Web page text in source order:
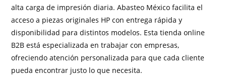
alta carga de impresión diaria. Abasteo México facilita el
acceso a piezas originales HP con entrega rápida y
disponibilidad para distintos modelos. Esta tienda online
B2B está especializada en trabajar con empresas,
ofreciendo atención personalizada para que cada cliente
pueda encontrar justo lo que necesita.